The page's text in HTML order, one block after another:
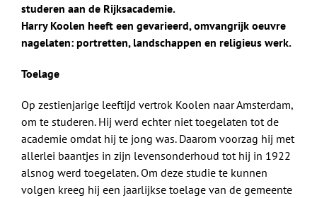
studeren aan de Rijksacademie.
Harry Koolen heeft een gevarieerd, omvangrijk oeuvre
nagelaten: portretten, landschappen en religieus werk.
Toelage
Op zestienjarige leeftijd vertrok Koolen naar Amsterdam,
om te studeren. Hij werd echter niet toegelaten tot de
academie omdat hij te jong was. Daarom voorzag hij met
allerlei baantjes in zijn levensonderhoud tot hij in 1922
alsnog werd toegelaten. Om deze studie te kunnen
volgen kreeg hij een jaarlijkse toelage van de gemeente